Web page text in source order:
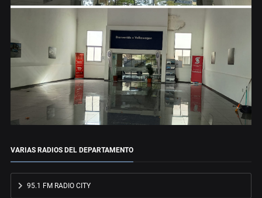
VARIAS RADIOS DEL DEPARTAMENTO
95.1 FM RADIO CITY